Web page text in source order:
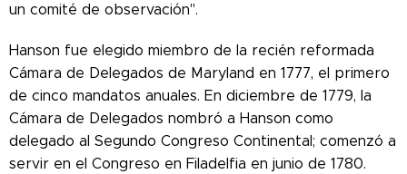
un comité de observación".
Hanson fue elegido miembro de la recién reformada
Cámara de Delegados de Maryland en 1777, el primero
de cinco mandatos anuales. En diciembre de 1779, la
Cámara de Delegados nombró a Hanson como
delegado al Segundo Congreso Continental; comenzó a
servir en el Congreso en Filadelfia en junio de 1780.